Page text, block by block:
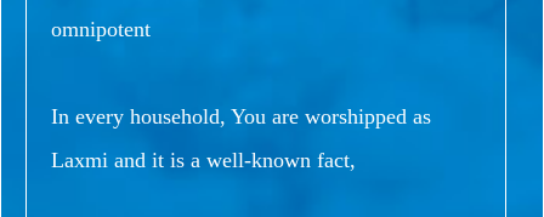
omnipotent
In every household, You are worshipped as
Laxmi and it is a well-known fact,